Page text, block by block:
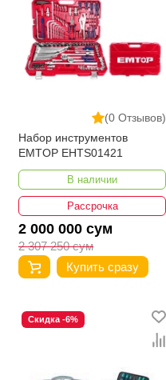
(0 Отзывов)
Набор инструментов
EMTOP EHTS01421
В наличии
Рассрочка
2 000 000 сум
2 307 250 сум
Купить сразу
Скидка -6%